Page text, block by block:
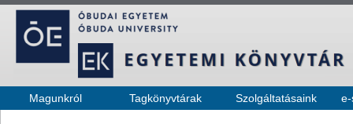
Magunkról Tagkönyvtárak Szolgáltatásaink